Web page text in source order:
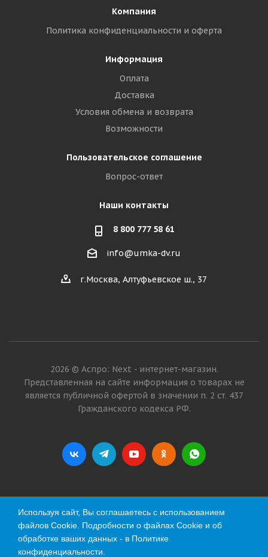
Компания
Политика конфиденциальности и оферта
Информация
Оплата
Доставка
Условия обмена и возврата
Возможности
Пользовательское соглашение
Вопрос-ответ
Наши контакты
8 800 777 58 61
info@umka-dv.ru
г.Москва, Алтуфьевское ш., 37
2026 © Аспро: Next - интернет-магазин.
Представленная на сайте информация о товарах не
является публичной офертой в значении п. 2 ст. 437
Гражданского кодекса РФ.
Используя сайт, Вы соглашаетесь с использованием
файлов Cookie. Подробности о файлах Cookie и об
обработке ваших данных - в Политике
конфиденциальности.